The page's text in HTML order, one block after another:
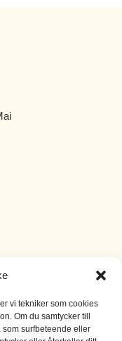
vi tekniker som cookies
Om du samtycker till
surfbeteende eller